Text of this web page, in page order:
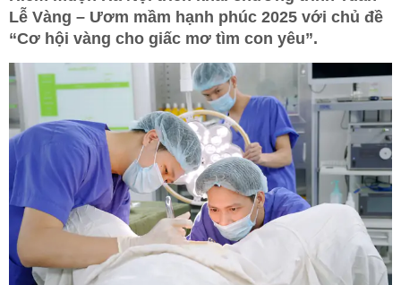
Lễ Vàng – Ươm mầm hạnh phúc 2025 với chủ đề
“Cơ hội vàng cho giấc mơ tìm con yêu”.